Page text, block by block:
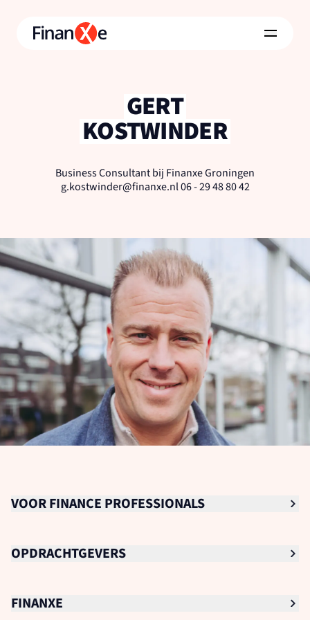
GERT
KOSTWINDER
Business Consultant bij Finanxe Groningen
g.kostwinder@finanxe.nl 06 - 29 48 80 42
VOOR FINANCE PROFESSIONALS
Finance Professionals
Studenten
OPDRACHTGEVERS
Academy
FINANXE